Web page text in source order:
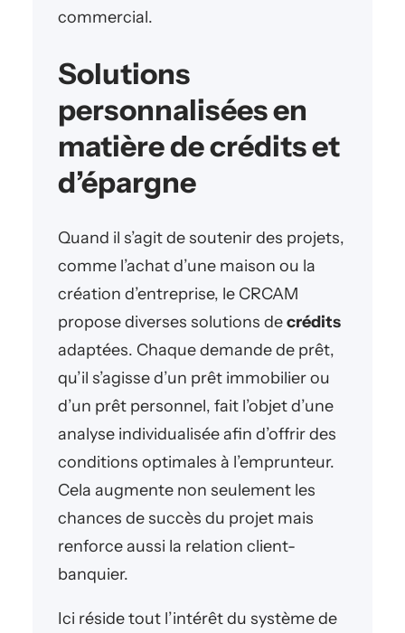
commercial.
Solutions
personnalisées en
matière de crédits et
d’épargne
Quand il s’agit de soutenir des projets,
comme l’achat d’une maison ou la
création d’entreprise, le CRCAM
propose diverses solutions decrédits
adaptées. Chaque demande de prêt,
qu’il s’agisse d’un prêt immobilier ou
d’un prêt personnel, fait l’objet d’une
analyse individualisée afin d’offrir des
conditions optimales à l’emprunteur.
Cela augmente non seulement les
chances de succès du projet mais
renforce aussi la relation client-
banquier.
Ici réside tout l’intérêt du système de